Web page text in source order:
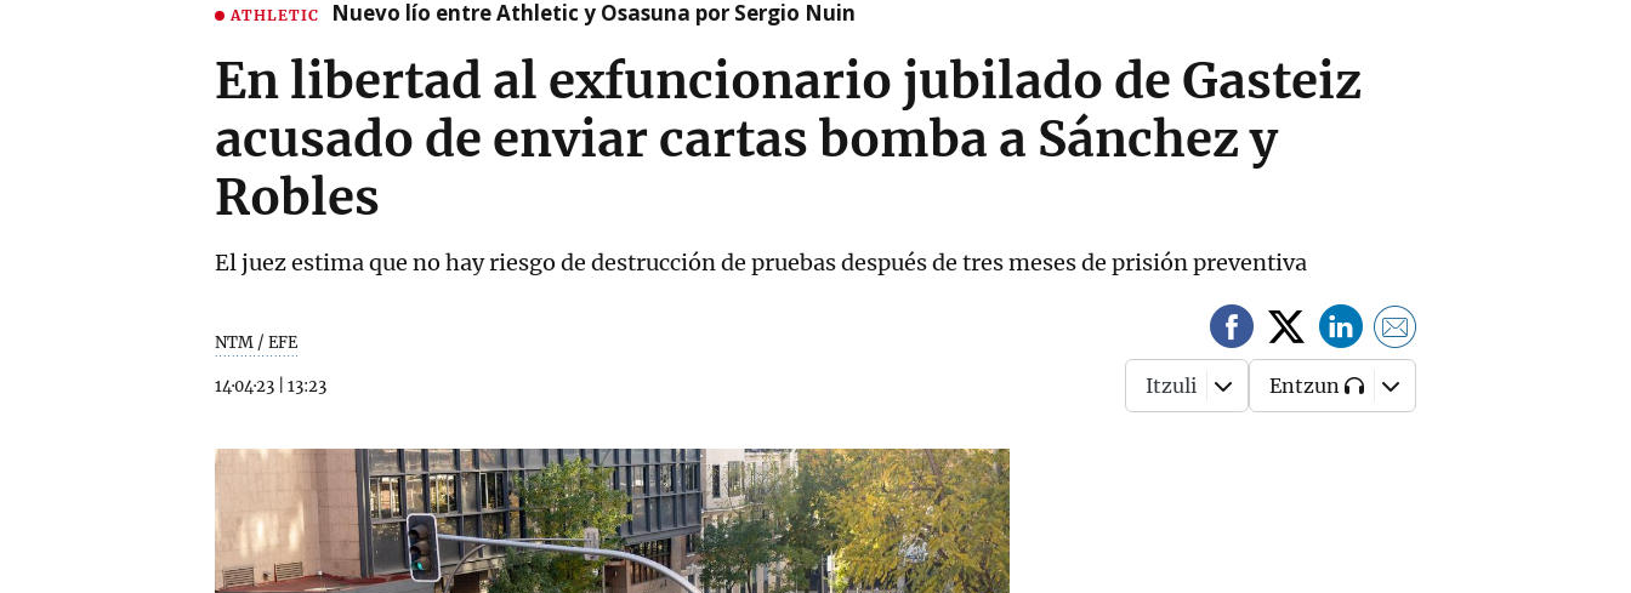
ATHLETIC Nuevo lío entre Athletic y Osasuna por Sergio Nuin
En libertad al exfuncionario jubilado de Gasteiz
acusado de enviar cartas bomba a Sánchez y
Robles
El juez estima que no hay riesgo de destrucción de pruebas después de tres meses de prisión preventiva
NTM / EFE
14·04·23 13:23 Itzuli Entzun